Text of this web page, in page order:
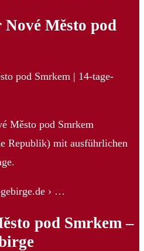
Město pod
pod Smrkem | 14-tage-
Město pod Smrkem
Republik) mit ausführlichen
› …
pod Smrkem –